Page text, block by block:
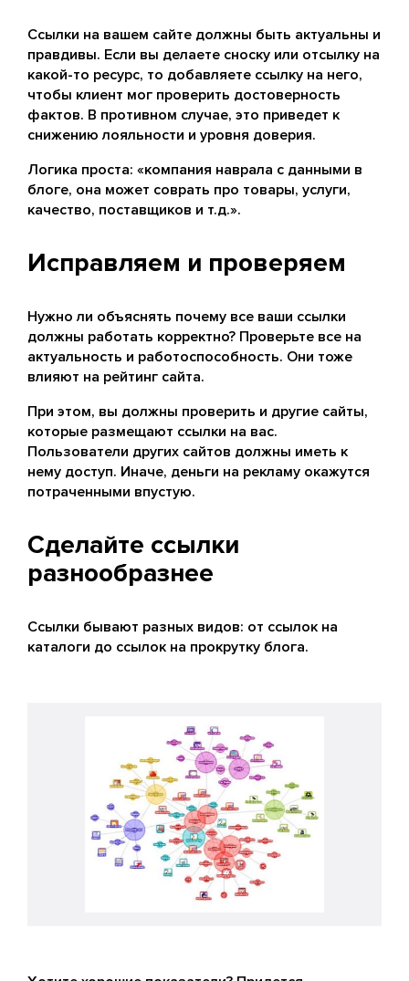
Ссылки на вашем сайте должны быть актуальны и
правдивы. Если вы делаете сноску или отсылку на
какой-то ресурс, то добавляете ссылку на него,
чтобы клиент мог проверить достоверность
фактов. В противном случае, это приведет к
снижению лояльности и уровня доверия.
Логика проста: «компания наврала с данными в
блоге, она может соврать про товары, услуги,
качество, поставщиков и т.д.».
Исправляем и проверяем
Нужно ли объяснять почему все ваши ссылки
должны работать корректно? Проверьте все на
актуальность и работоспособность. Они тоже
влияют на рейтинг сайта.
При этом, вы должны проверить и другие сайты,
которые размещают ссылки на вас.
Пользователи других сайтов должны иметь к
нему доступ. Иначе, деньги на рекламу окажутся
потраченными впустую.
Сделайте ссылки
разнообразнее
Ссылки бывают разных видов: от ссылок на
каталоги до ссылок на прокрутку блога.